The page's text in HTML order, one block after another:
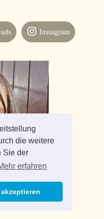
die weitere
Sie der
erfahren
akzeptieren
Instagram